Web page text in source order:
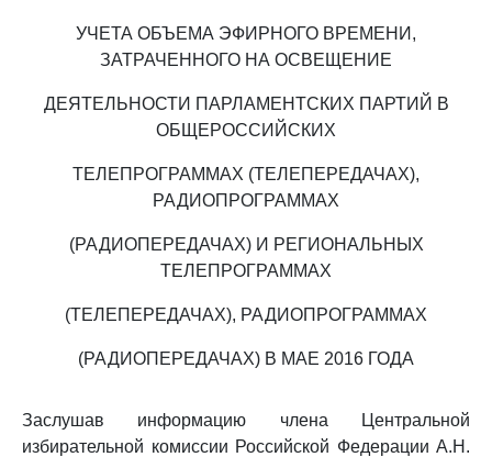
УЧЕТА ОБЪЕМА ЭФИРНОГО ВРЕМЕНИ,
ЗАТРАЧЕННОГО НА ОСВЕЩЕНИЕ
ДЕЯТЕЛЬНОСТИ ПАРЛАМЕНТСКИХ ПАРТИЙ В
ОБЩЕРОССИЙСКИХ
ТЕЛЕПРОГРАММАХ (ТЕЛЕПЕРЕДАЧАХ),
РАДИОПРОГРАММАХ
(РАДИОПЕРЕДАЧАХ) И РЕГИОНАЛЬНЫХ
ТЕЛЕПРОГРАММАХ
(ТЕЛЕПЕРЕДАЧАХ), РАДИОПРОГРАММАХ
(РАДИОПЕРЕДАЧАХ) В МАЕ 2016 ГОДА
Заслушав информацию члена Центральной
избирательной комиссии Российской Федерации А.Н.